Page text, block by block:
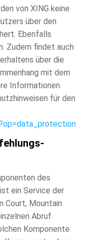
von XING keine
über den
Ebenfalls
Zudem findet auch
über die
mit dem
Informationen
für den
des
ein Service der
Court, Mountain
Abruf
Komponente